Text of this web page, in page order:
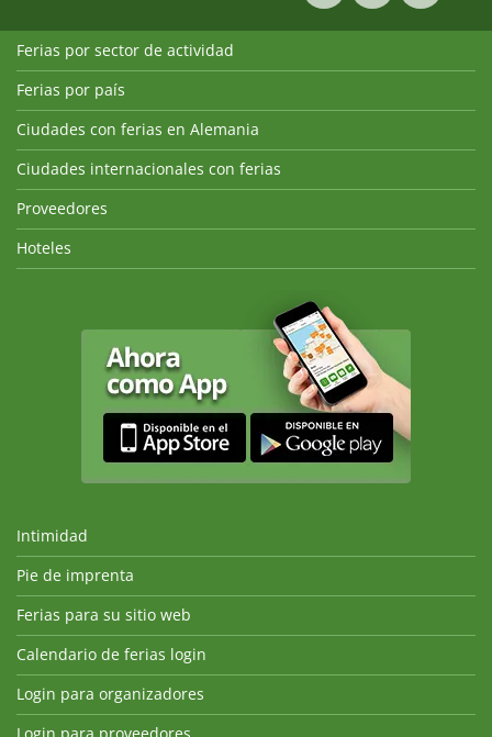
Ferias por sector de actividad
Ferias por país
Ciudades con ferias en Alemania
Ciudades internacionales con ferias
Proveedores
Hoteles
Intimidad
Pie de imprenta
Ferias para su sitio web
Calendario de ferias login
Login para organizadores